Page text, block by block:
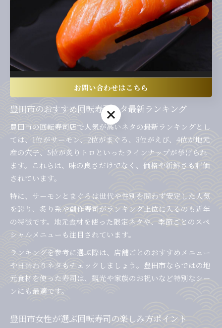
例えば、カニカマときゅうり、サーモンとクリームチーズの
組み合わせなど、バラエティ豊かなメニューが楽しめます。
選び方のポイントは、カロリーやアレルギー表示を確認しつ
つ、旬の食材を使った限定メニューにも目を向けることで
す。失敗例として、人気ネタが品切れの場合もあるので、来
店時間や混雑状況を考慮して早めの注文がおすすめです。
豊田市のおすすめ回転寿司ネタ最新ランキング
豊田市の回転寿司店で人気が高いネタの最新ランキングとし
ては、1位がサーモン、2位がまぐろ、3位がえび、4位が地元
産の穴子、5位が炙りトロといったラインナップが挙げられ
ます。これらは、味の良さだけでなく、価格や新鮮さも評価
されています。
特に、サーモンとまぐろは世代や性別を問わず安定した人気
を誇り、炙り系や創作寿司がランキング上位に入るのも近年
の特徴です。地元食材を使った限定ネタや、季節ごとのスペ
シャルメニューも注目されています。
ランキングを参考に選ぶ際は、店舗ごとのおすすめメニュー
や日替わりネタもチェックしましょう。豊田市ならではの地
元食材を使った寿司は、観光や家族のお祝いなど特別なシー
ンにも最適です。
豊田市女性が選ぶ回転寿司の楽しみ方ポイント
お問い合わせはこちら
お問い合わせはこちら